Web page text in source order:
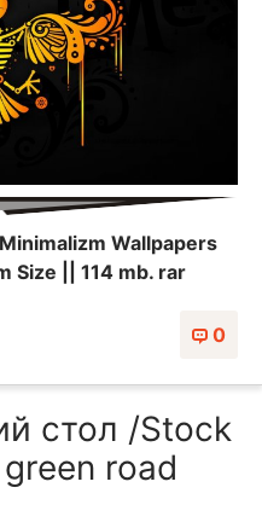
Wallpapers
Size || 114 mb. rar
0
стол /Stock
road